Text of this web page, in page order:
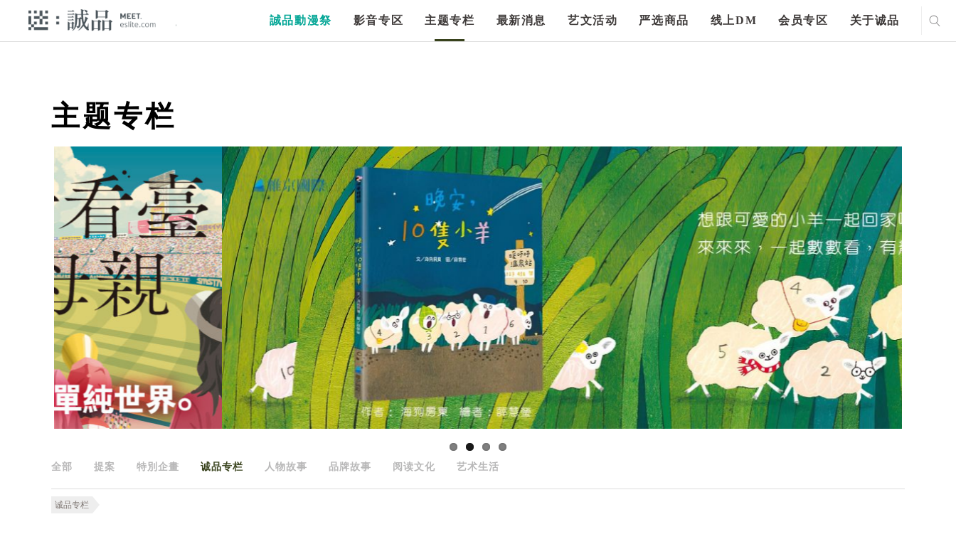
誠品動漫祭 影音专区 主题专栏 最新消息 艺文活动 严选商品 线上DM 会员专区 关于诚品
主题专栏
全部 提案 特別企畫 诚品专栏 人物故事 品牌故事 阅读文化 艺术生活
诚品专栏